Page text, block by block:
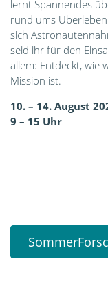
lernt Spannendes
rund ums
sich
seid ihr für den
allem: Entdeckt, wie
Mission ist.
10. – 14. August
9 – 15 Uhr